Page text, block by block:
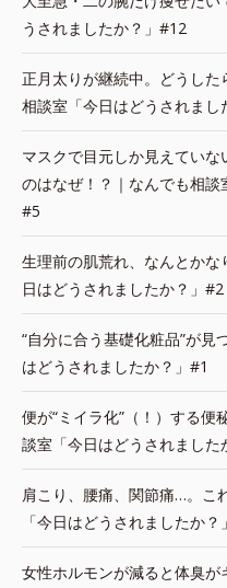
うされましたか？」#12
正月太りが継続中。どうし
相談室「今日はどうされまし
マスクで目元しか見えていな
のはなぜ！？｜なんでも相談
#5
生理前の肌荒れ、なんとか
日はどうされましたか？」#2
“自分に合う基礎化粧品”が見
はどうされましたか？」#1
便が“ミイラ化”（！）する便
談室「今日はどうされました
肩こり、腰痛、関節痛…。こ
「今日はどうされましたか？
女性ホルモンが減ると体臭